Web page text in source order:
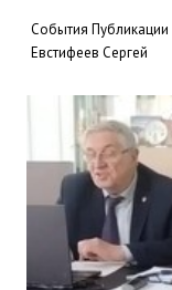
События Публикации
Евстифеев Сергей